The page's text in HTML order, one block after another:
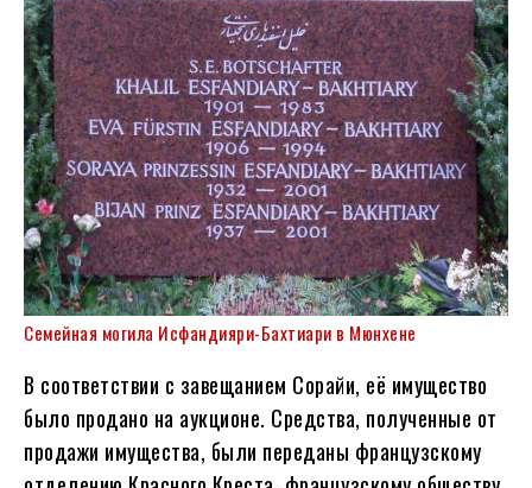
Семейная могила Исфандияри-Бахтиари в Мюнхене
В соответствии с завещанием Сорайи, её имущество
было продано на аукционе. Средства, полученные от
продажи имущества, были переданы французскому